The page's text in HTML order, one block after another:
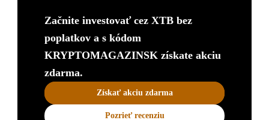
Začnite investovať cez XTB bez
poplatkov a s kódom
KRYPTOMAGAZINSK získate akciu
zdarma.
Získať akciu zdarma
Pozrieť recenziu